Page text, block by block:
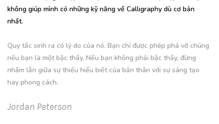
không giúp mình có những kỹ năng về Calligraphy dù cơ bản
nhất.
Quy tắc sinh ra có lý do của nó. Bạn chỉ được phép phá vỡ chúng
nếu bạn là một bậc thầy. Nếu bạn không phải bậc thầy, đừng
nhầm lẫn giữa sự thiếu hiểu biết của bản thân với sự sáng tạo
hay phong cách.
Jordan Peterson